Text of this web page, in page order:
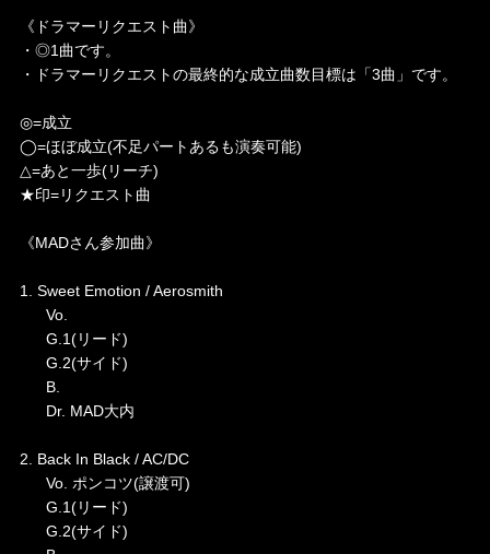
《ドラマーリクエスト曲》
・◎1曲です。
・ドラマーリクエストの最終的な成立曲数目標は「3曲」です。
◎=成立
◯=ほぼ成立(不足パートあるも演奏可能)
△=あと一歩(リーチ)
★印=リクエスト曲
《MADさん参加曲》
1. Sweet Emotion / Aerosmith
Vo.
G.1(リード)
G.2(サイド)
B.
Dr. MAD大内
2. Back In Black / AC/DC
Vo. ポンコツ(譲渡可)
G.1(リード)
G.2(サイド)